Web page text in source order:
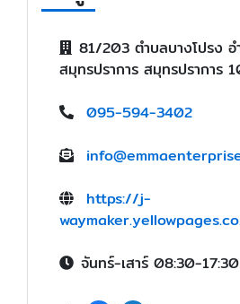
81/203 ตำบลบางโปรง อ
สมุทรปราการ สมุทรปราการ
095-594-3402
https://j-
จันทร์-เสาร์ 08:30-